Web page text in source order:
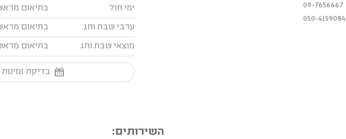
09-7656667
050-4159084
ימי חול
בתיאום
ערבי שבת וחג
בתיאום
מוצאי שבת וחג
בתיאום
בדיקת
השירותים: